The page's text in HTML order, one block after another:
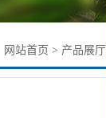
网站首页 > 产品展厅